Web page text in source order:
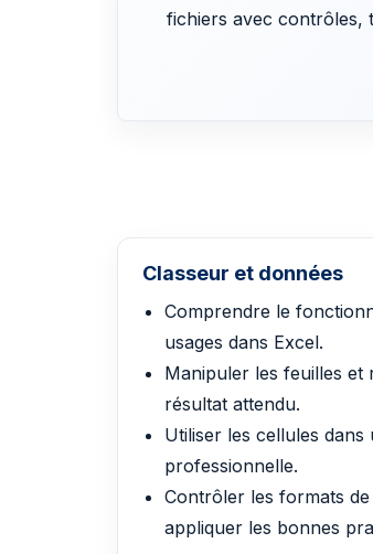
fichiers avec contrôles,
Classeur et données
Comprendre le
usages dans Excel.
Manipuler les feuilles et
résultat attendu.
Utiliser les cellules
professionnelle.
Contrôler les formats
appliquer les bonnes